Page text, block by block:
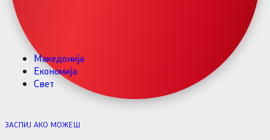
Македонија
Економија
Свет
ЗАСПИЈ АКО МОЖЕШ